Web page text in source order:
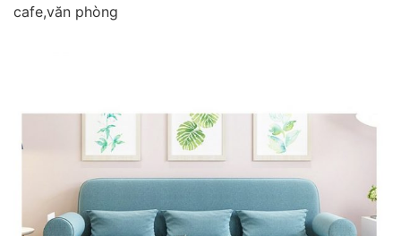
cafe,văn phòng